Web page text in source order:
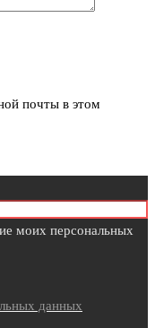
почты в этом
моих персональных
данных